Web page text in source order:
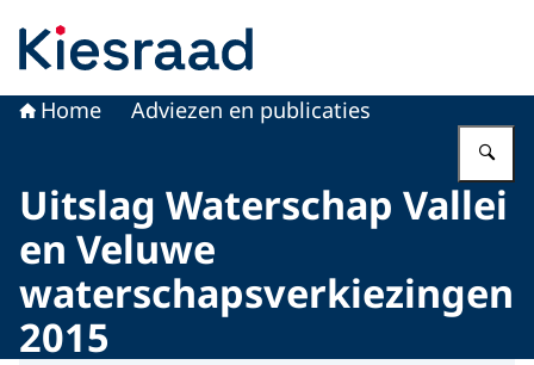
Home Adviezen en publicaties
Uitslag Waterschap Vallei
en Veluwe
waterschapsverkiezingen
2015